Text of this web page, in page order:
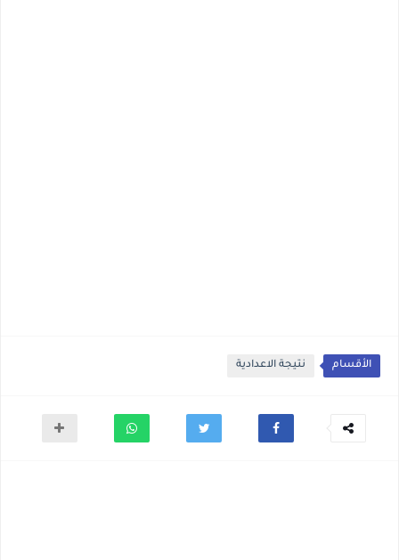
الأقسام نتيجة الاعدادية